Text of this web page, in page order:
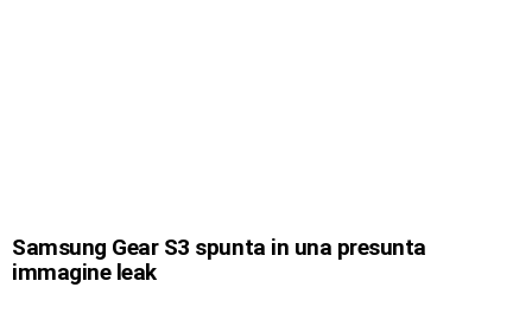
Samsung Gear S3 spunta in una presunta
immagine leak